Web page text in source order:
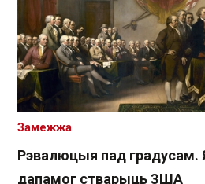
Рэвалюцыя пад градусам.
дапамог стварыць ЗША
Замежжа